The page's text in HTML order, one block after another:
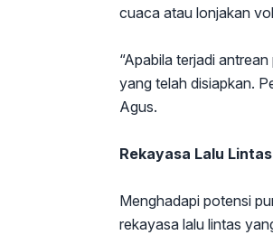
cuaca atau lonjakan
“Apabila terjadi
yang telah disiapkan.
Agus.
Rekayasa Lalu
Menghadapi potensi
rekayasa lalu lintas